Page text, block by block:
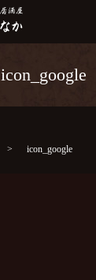
icon_google
icon_google